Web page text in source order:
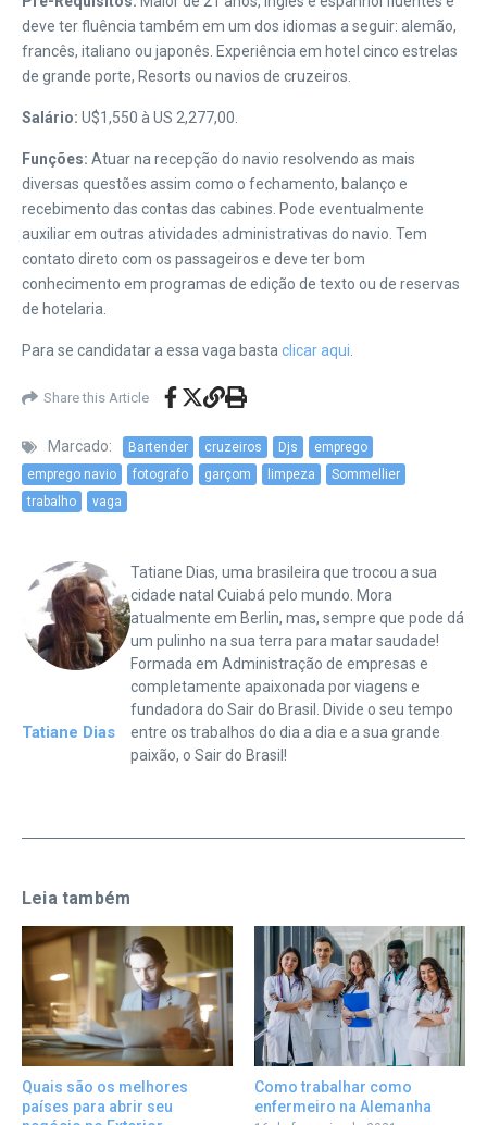
deve ter fluência também em um dos idiomas a seguir: alemão,
francês, italiano ou japonês. Experiência em hotel cinco estrelas
de grande porte, Resorts ou navios de cruzeiros.
Salário: U$1,550 à US 2,277,00.
Funções: Atuar na recepção do navio resolvendo as mais
diversas questões assim como o fechamento, balanço e
recebimento das contas das cabines. Pode eventualmente
auxiliar em outras atividades administrativas do navio. Tem
contato direto com os passageiros e deve ter bom
conhecimento em programas de edição de texto ou de reservas
de hotelaria.
Para se candidatar a essa vaga basta clicar aqui
Share this Article
Marcado: Bartender cruzeiros Djs
emprego
emprego navio
fotografo garçom limpeza
Sommellier
trabalho
vaga
Tatiane Dias
Tatiane Dias, uma brasileira que trocou a sua
cidade natal Cuiabá pelo mundo. Mora
atualmente em Berlin, mas, sempre que pode dá
um pulinho na sua terra para matar saudade!
Formada em Administração de empresas e
completamente apaixonada por viagens e
fundadora do Sair do Brasil. Divide o seu tempo
entre os trabalhos do dia a dia e a sua grande
paixão, o Sair do Brasil!
Leia também
Quais são os melhores
países para abrir seu
Como trabalhar como
enfermeiro na Alemanha